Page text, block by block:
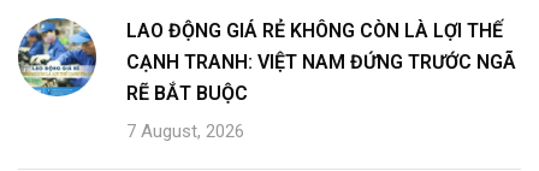
LAO ĐỘNG GIÁ RẺ KHÔNG CÒN LÀ LỢI THẾ
CẠNH TRANH: VIỆT NAM ĐỨNG TRƯỚC NGÃ
RẼ BẮT BUỘC
7 August, 2026